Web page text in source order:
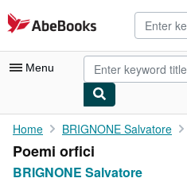
Skip to main content
AbeBooks.com
Menu
My Account
My Purchases
Home BRIGNONE Salvatore
Poemi orfici
BRIGNONE Salvatore